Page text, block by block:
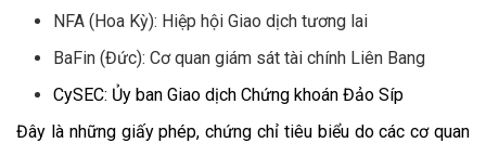
NFA (Hoa Kỳ): Hiệp hội Giao dịch tương lai
BaFin (Đức): Cơ quan giám sát tài chính Liên Bang
CySEC: Ủy ban Giao dịch Chứng khoán Đảo Síp
Đây là những giấy phép, chứng chỉ tiêu biểu do các cơ quan